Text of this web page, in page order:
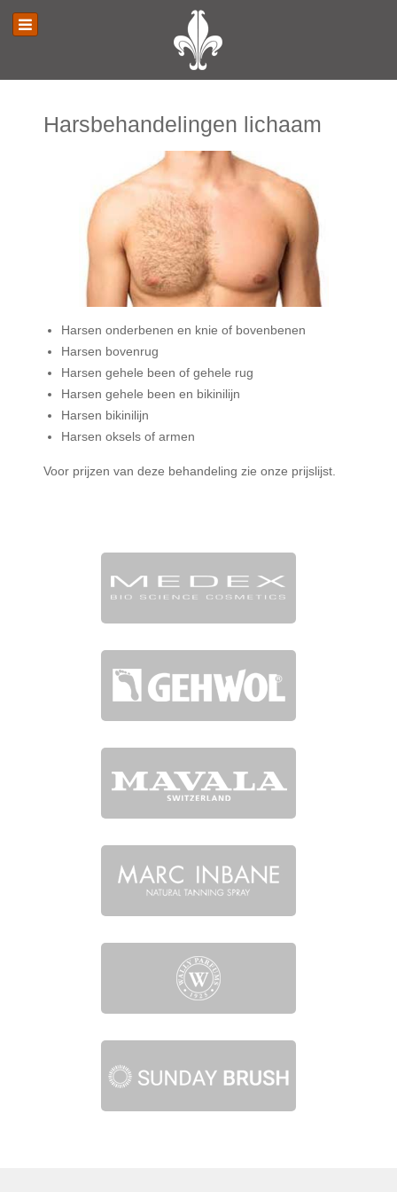
Harsbehandelingen lichaam
Harsen onderbenen en knie of bovenbenen
Harsen bovenrug
Harsen gehele been of gehele rug
Harsen gehele been en bikinilijn
Harsen bikinilijn
Harsen oksels of armen
Voor prijzen van deze behandeling zie onze prijslijst.